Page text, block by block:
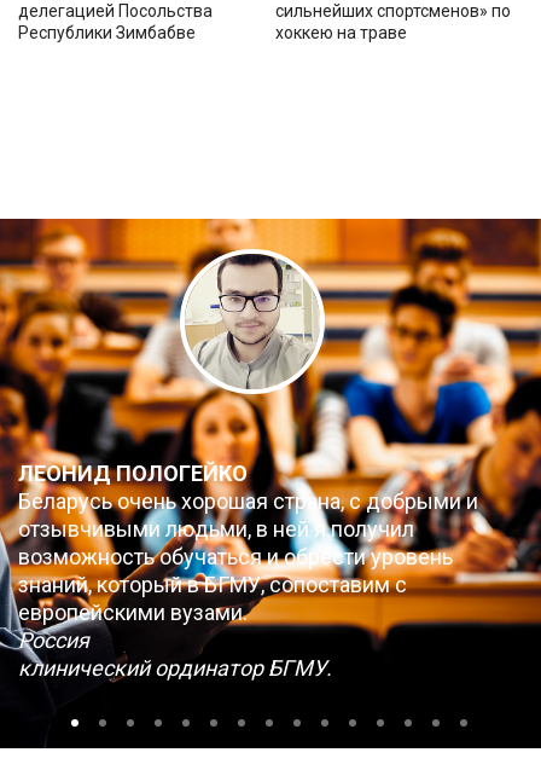
делегацией Посольства
Республики Зимбабве
сильнейших спортсменов» по
хоккею на траве
ЛЕОНИД ПОЛОГЕЙКО
Беларусь очень хорошая страна, с добрыми и
отзывчивыми людьми, в ней я получил
возможность обучаться и обрести уровень
знаний, который в БГМУ, сопоставим с
европейскими вузами.
Россия
клинический ординатор БГМУ.